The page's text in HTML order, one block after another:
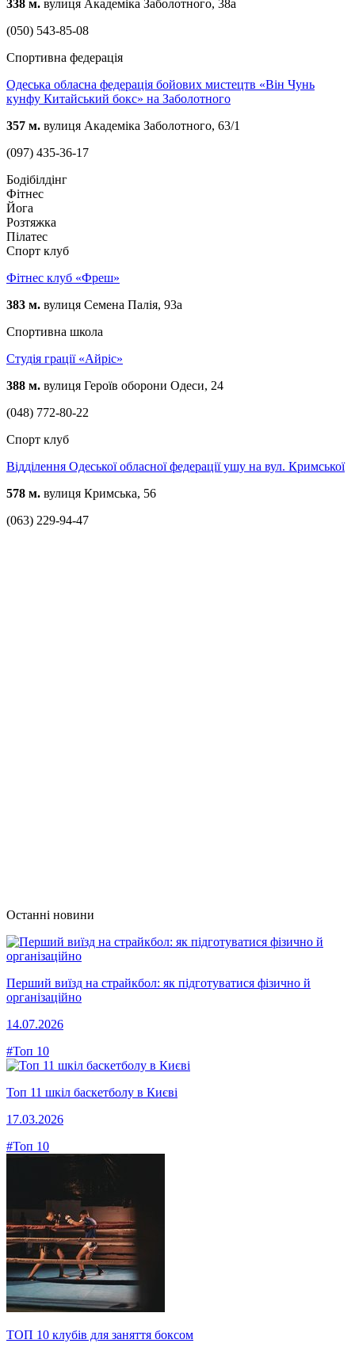
338 м. вулиця Академіка Заболотного, 38а
(050) 543-85-08
Спортивна федерація
Одеська обласна федерація бойових мистецтв «Він Чунь
кунфу Китайський бокс» на Заболотного
357 м. вулиця Академіка Заболотного, 63/1
(097) 435-36-17
Бодібілдінг
Фітнес
Йога
Розтяжка
Пілатес
Спорт клуб
Фітнес клуб «Фреш»
383 м. вулиця Семена Палія, 93а
Спортивна школа
Студія грації «Айріс»
388 м. вулиця Героїв оборони Одеси, 24
(048) 772-80-22
Спорт клуб
Відділення Одеської обласної федерації ушу на вул. Кримської
578 м. вулиця Кримська, 56
(063) 229-94-47
Останні новини
Перший виїзд на страйкбол: як підготуватися фізично й
організаційно
14.07.2026
#Топ 10
Топ 11 шкіл баскетболу в Києві
17.03.2026
#Топ 10
ТОП 10 клубів для заняття боксом